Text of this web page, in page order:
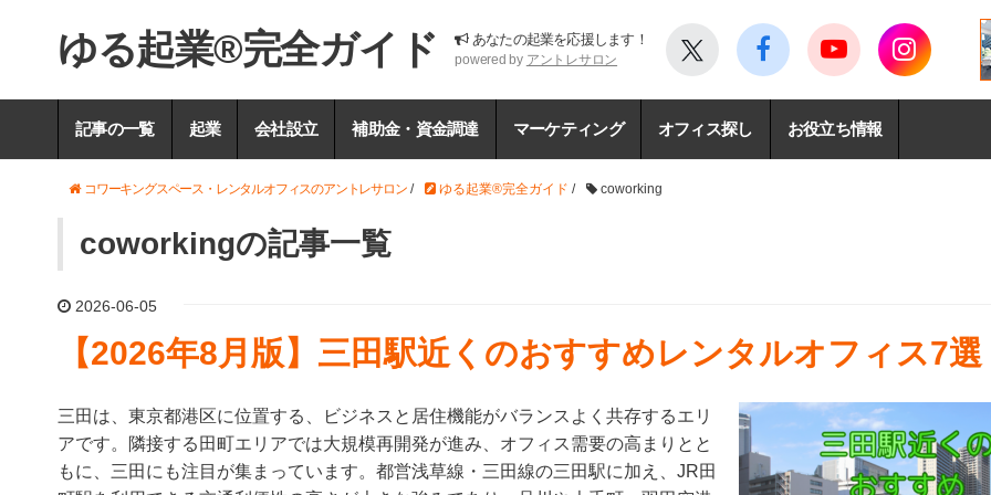
ゆる起業®完全ガイド あなたの起業を応援します！
powered by アントレサロン
記事の一覧 起業 会社設立 補助金・資金調達 マーケティング オフィス探し お役立ち情報
コワーキングスペース・レンタルオフィスのアントレサロン/ ゆる起業®完全ガイド / coworking
coworkingの記事一覧
2026-06-05
【2026年8月版】三田駅近くのおすすめレンタルオフィス7選
三田は、東京都港区に位置する、ビジネスと居住機能がバランスよく共存するエリ
アです。隣接する田町エリアでは大規模再開発が進み、オフィス需要の高まりとと
もに、三田にも注目が集まっています。都営浅草線・三田線の三田駅に加え、JR田